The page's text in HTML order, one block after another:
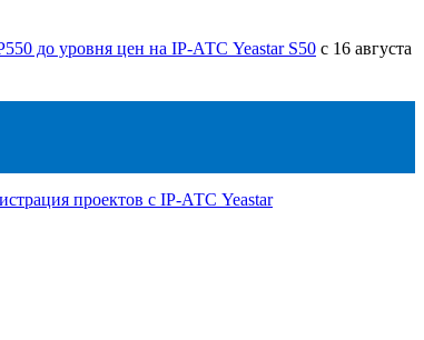
до уровня цен на IP-АТС Yeastar S50 с 16 августа